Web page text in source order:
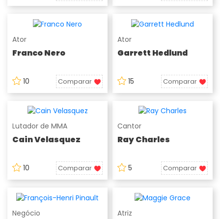
Ator
Franco Nero
10 Comparar
Ator
Garrett Hedlund
15 Comparar
Lutador de MMA
Cain Velasquez
10 Comparar
Cantor
Ray Charles
5 Comparar
Negócio Atriz